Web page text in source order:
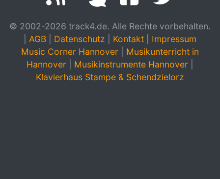
© 2002-2026 track4.de. Alle Rechte vorbehalten.
AGB Datenschutz Kontakt
Impressum
Music Corner Hannover
Musikunterricht in
Hannover
Musikinstrumente Hannover
Klavierhaus Stampe & Schendzielorz